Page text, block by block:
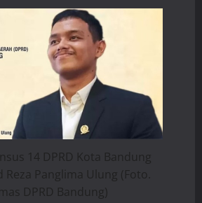
14 DPRD Kota Bandung
Panglima Ulung (Foto.
DPRD Bandung)